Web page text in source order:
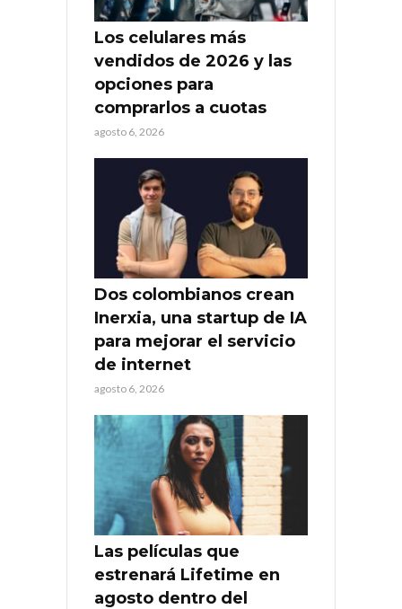
Los celulares más
vendidos de 2026 y las
opciones para
comprarlos a cuotas
agosto 6, 2026
Dos colombianos crean
Inerxia, una startup de IA
para mejorar el servicio
de internet
agosto 6, 2026
Las películas que
estrenará Lifetime en
agosto dentro del